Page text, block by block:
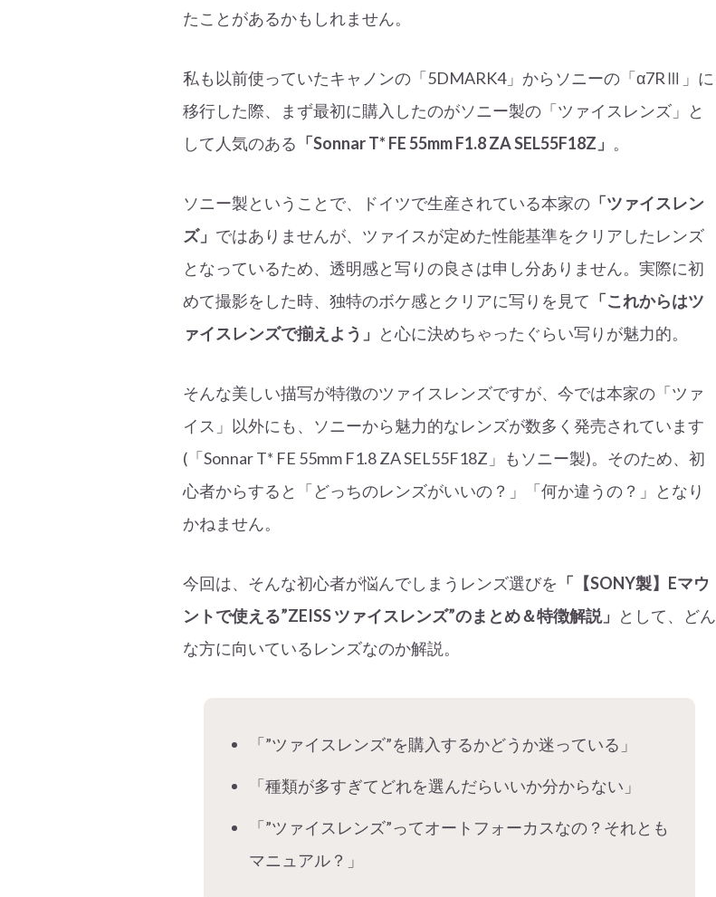
たことがあるかもしれません。
私も以前使っていたキャノンの「5DMARK4」からソニーの「α7RⅢ」に
移行した際、まず最初に購入したのがソニー製の「ツァイスレンズ」と
して人気のある 「Sonnar T* FE 55mm F1.8 ZA SEL55F18Z」 。
ソニー製ということで、ドイツで生産されている本家の「ツァイスレン
ズ」 ではありませんが、ツァイスが定めた性能基準をクリアしたレンズ
となっているため、透明感と写りの良さは申し分ありません。実際に初
めて撮影をした時、独特のボケ感とクリアに写りを見て 「これからはツ
ァイスレンズで揃えよう」 と心に決めちゃったぐらい写りが魅力的。
そんな美しい描写が特徴のツァイスレンズですが、今では本家の「ツァ
イス」以外にも、ソニーから魅力的なレンズが数多く発売されています
(「Sonnar T* FE 55mm F1.8 ZA SEL55F18Z」もソニー製)。そのため、初
心者からすると「どっちのレンズがいいの？」「何か違うの？」となり
かねません。
今回は、そんな初心者が悩んでしまうレンズ選びを 「【SONY製】Eマウ
ントで使える”ZEISS ツァイスレンズ”のまとめ＆特徴解説」 として、どん
な方に向いているレンズなのか解説。
「”ツァイスレンズ”を購入するかどうか迷っている」
「種類が多すぎてどれを選んだらいいか分からない」
「”ツァイスレンズ”ってオートフォーカスなの？それとも
マニュアル？」